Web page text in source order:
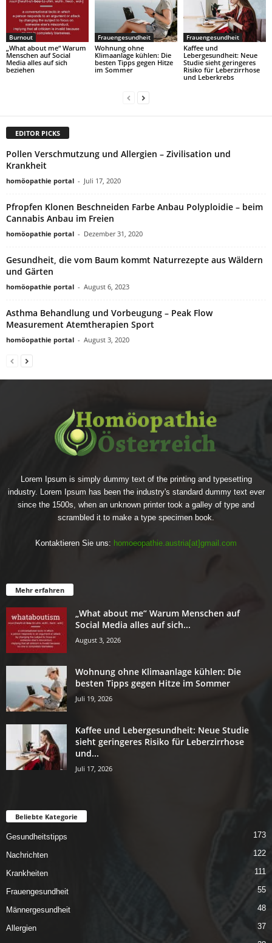
Burnout
„What about me“ Warum
Menschen auf Social
Media alles auf sich
beziehen
Frauengesundheit
Wohnung ohne
Klimaanlage kühlen: Die
besten Tipps gegen Hitze
im Sommer
Frauengesundheit
Kaffee und
Lebergesundheit: Neue
Studie sieht geringeres
Risiko für Leberzirrhose
und Leberkrebs
EDITOR PICKS
Pollen Verschmutzung und Allergien – Zivilisation und
Krankheit
homöopathie portal - Juli 17, 2020
Pfropfen Klonen Beschneiden Farbe Anbau Polyploidie – beim
Cannabis Anbau im Freien
homöopathie portal - Dezember 31, 2020
Gesundheit, die vom Baum kommt Naturrezepte aus Wäldern
und Gärten
homöopathie portal - August 6, 2023
Asthma Behandlung und Vorbeugung – Peak Flow
Measurement Atemtherapien Sport
homöopathie portal - August 3, 2020
Lorem Ipsum is simply dummy text of the printing and typesetting
industry. Lorem Ipsum has been the industry's standard dummy text ever
since the 1500s, when an unknown printer took a galley of type and
scrambled it to make a type specimen book.
Kontaktieren Sie uns: homoeopathie.austria[at]gmail.com
Mehr erfahren
„What about me“ Warum Menschen auf
Social Media alles auf sich...
August 3, 2026
Wohnung ohne Klimaanlage kühlen: Die
besten Tipps gegen Hitze im Sommer
Juli 19, 2026
Kaffee und Lebergesundheit: Neue Studie
sieht geringeres Risiko für Leberzirrhose
und...
Juli 17, 2026
Beliebte Kategorie
Gesundheitstipps 173
Nachrichten 122
Krankheiten 111
Frauengesundheit 55
Männergesundheit 48
Allergien 37